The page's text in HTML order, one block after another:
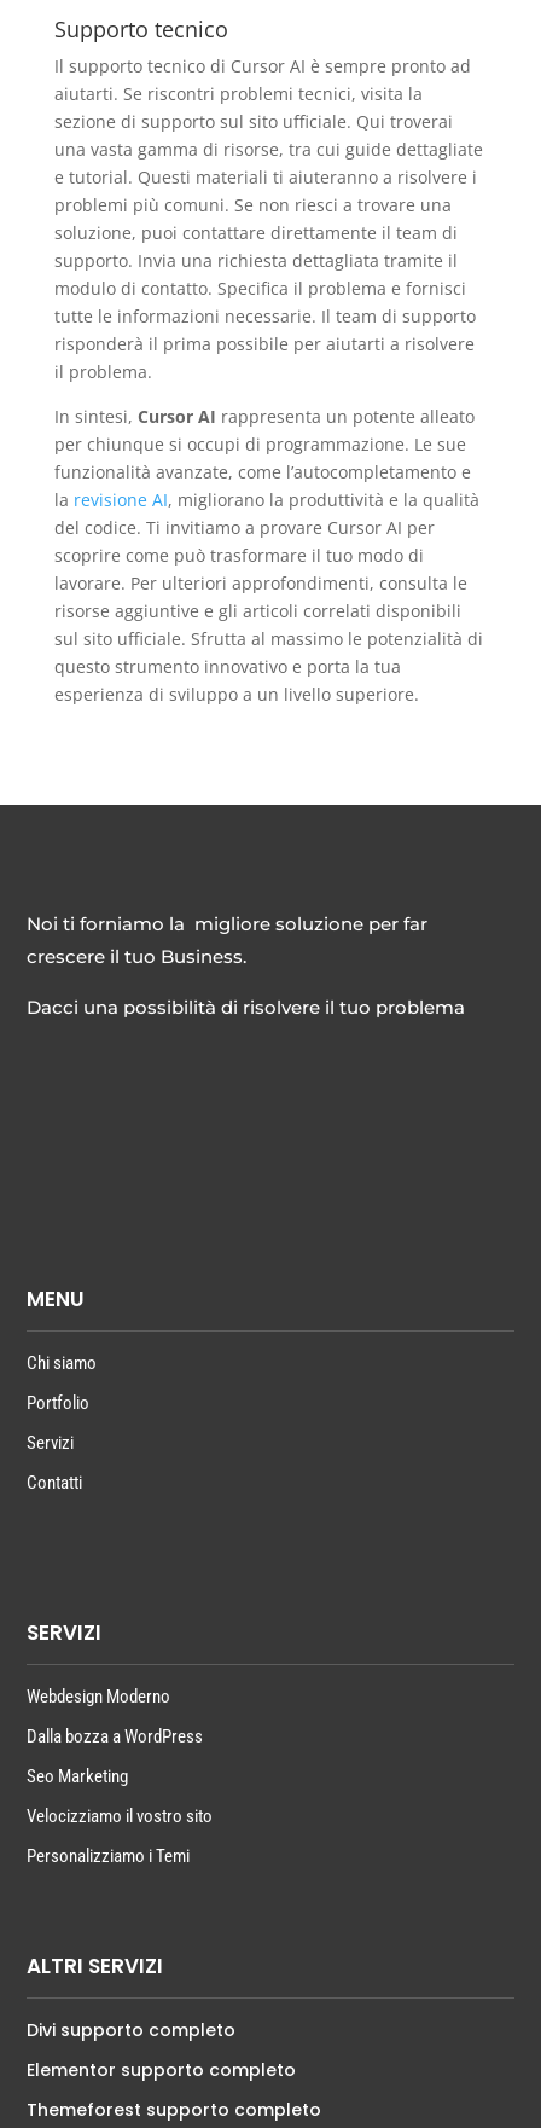
Supporto tecnico
Il supporto tecnico di Cursor AI è sempre pronto ad
aiutarti. Se riscontri problemi tecnici, visita la
sezione di supporto sul sito ufficiale. Qui troverai
una vasta gamma di risorse, tra cui guide dettagliate
e tutorial. Questi materiali ti aiuteranno a risolvere i
problemi più comuni. Se non riesci a trovare una
soluzione, puoi contattare direttamente il team di
supporto. Invia una richiesta dettagliata tramite il
modulo di contatto. Specifica il problema e fornisci
tutte le informazioni necessarie. Il team di supporto
risponderà il prima possibile per aiutarti a risolvere
il problema.
In sintesi, Cursor AI rappresenta un potente alleato
per chiunque si occupi di programmazione. Le sue
funzionalità avanzate, come l’autocompletamento e
la revisione AI, migliorano la produttività e la qualità
del codice. Ti invitiamo a provare Cursor AI per
scoprire come può trasformare il tuo modo di
lavorare. Per ulteriori approfondimenti, consulta le
risorse aggiuntive e gli articoli correlati disponibili
sul sito ufficiale. Sfrutta al massimo le potenzialità di
questo strumento innovativo e porta la tua
esperienza di sviluppo a un livello superiore.
Noi ti forniamo la migliore soluzione per far
crescere il tuo Business.
Dacci una possibilità di risolvere il tuo problema
MENU
Chi siamo
Portfolio
Servizi
Contatti
SERVIZI
Webdesign Moderno
Dalla bozza a WordPress
Seo Marketing
Velocizziamo il vostro sito
Personalizziamo i Temi
ALTRI SERVIZI
Divi supporto completo
Elementor supporto completo
Themeforest supporto completo